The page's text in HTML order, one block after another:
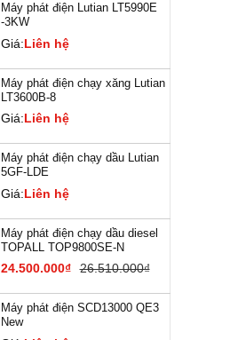
Máy phát điện Lutian LT5990E
-3KW
Giá:Liên hệ
Máy phát điện chạy xăng Lutian
LT3600B-8
Giá:Liên hệ
Máy phát điện chạy dầu Lutian
5GF-LDE
Giá:Liên hệ
Máy phát điện chạy dầu diesel
TOPALL TOP9800SE-N
24.500.000₫ 26.510.000₫
Máy phát điện SCD13000 QE3
New